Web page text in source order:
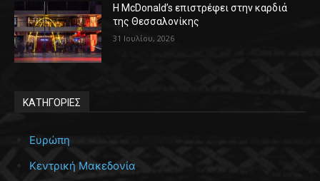
Η McDonald’s επιστρέφει στην καρδιά
της Θεσσαλονίκης
31 Ιουλίου, 2026
ΚΑΤΗΓΟΡΙΕΣ
Ευρώπη
Κεντρική Μακεδονία